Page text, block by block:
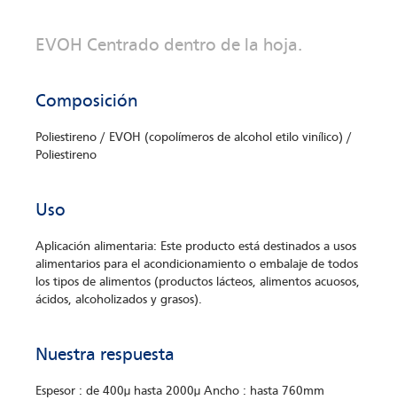
EVOH Centrado dentro de la hoja.
Composición
Poliestireno / EVOH (copolímeros de alcohol etilo vinílico) /
Poliestireno
Uso
Aplicación alimentaria: Este producto está destinados a usos
alimentarios para el acondicionamiento o embalaje de todos
los tipos de alimentos (productos lácteos, alimentos acuosos,
ácidos, alcoholizados y grasos).
Nuestra respuesta
Espesor : de 400µ hasta 2000µ Ancho : hasta 760mm